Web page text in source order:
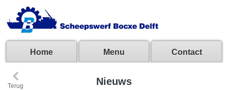
Home Menu Contact
‹
Terug Nieuws